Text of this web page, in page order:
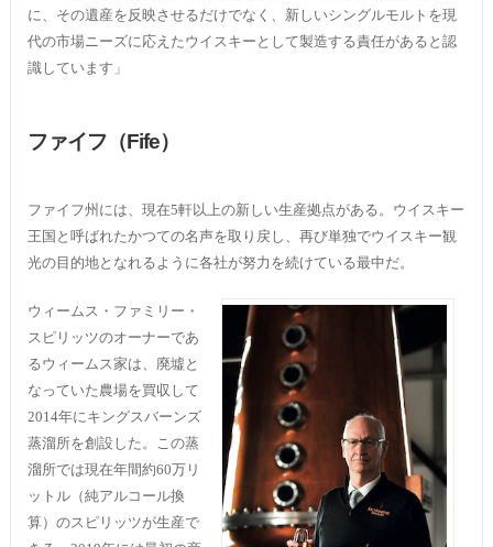
に、その遺産を反映させるだけでなく、新しいシングルモルトを現
代の市場ニーズに応えたウイスキーとして製造する責任があると認
識しています」
ファイフ（Fife）
ファイフ州には、現在5軒以上の新しい生産拠点がある。ウイスキー
王国と呼ばれたかつての名声を取り戻し、再び単独でウイスキー観
光の目的地となれるように各社が努力を続けている最中だ。
ウィームス・ファミリー・
スピリッツのオーナーであ
るウィームス家は、廃墟と
なっていた農場を買収して
2014年にキングスバーンズ
蒸溜所を創設した。この蒸
溜所では現在年間約60万リ
ットル（純アルコール換
算）のスピリッツが生産で